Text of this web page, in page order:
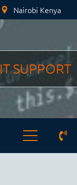
Nairobi Kenya
IT SUPPORT